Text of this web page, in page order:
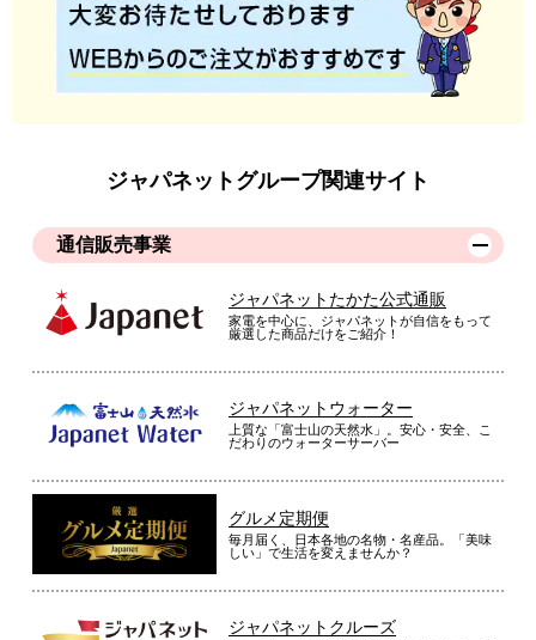
ジャパネットグループ関連サイト
通信販売事業
ジャパネットたかた公式通販
家電を中心に、ジャパネットが自信をもって
厳選した商品だけをご紹介！
ジャパネットウォーター
上質な「富士山の天然水」。安心・安全、こ
だわりのウォーターサーバー
グルメ定期便
毎月届く、日本各地の名物・名産品。「美味
しい」で生活を変えませんか？
ジャパネットクルーズ